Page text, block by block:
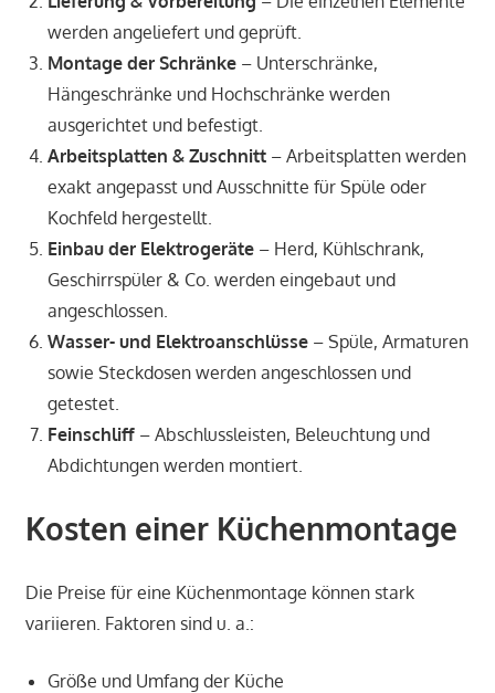
werden angeliefert und geprüft.
Montage der Schränke– Unterschränke,
Hängeschränke und Hochschränke werden
ausgerichtet und befestigt.
Arbeitsplatten & Zuschnitt– Arbeitsplatten werden
exakt angepasst und Ausschnitte für Spüle oder
Kochfeld hergestellt.
Einbau der Elektrogeräte– Herd, Kühlschrank,
Geschirrspüler & Co. werden eingebaut und
angeschlossen.
Wasser- und Elektroanschlüsse– Spüle, Armaturen
sowie Steckdosen werden angeschlossen und
getestet.
Feinschliff– Abschlussleisten, Beleuchtung und
Abdichtungen werden montiert.
Kosten einer Küchenmontage
Die Preise für eine Küchenmontage können stark
variieren. Faktoren sind u. a.:
Größe und Umfang der Küche